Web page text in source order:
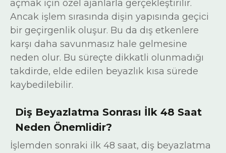
açmak için özel ajanlarla gerçekleştirilir.
Ancak işlem sırasında dişin yapısında geçici
bir geçirgenlik oluşur. Bu da dış etkenlere
karşı daha savunmasız hale gelmesine
neden olur. Bu süreçte dikkatli olunmadığı
takdirde, elde edilen beyazlık kısa sürede
kaybedilebilir.
Diş Beyazlatma Sonrası İlk 48 Saat
Neden Önemlidir?
İşlemden sonraki ilk 48 saat, diş beyazlatma